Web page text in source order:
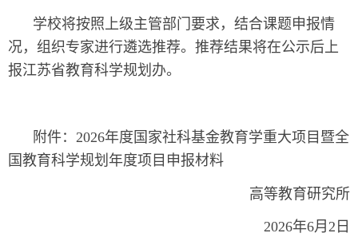
学校将按照上级主管部门要求，结合课题申报情
况，组织专家进行遴选推荐。推荐结果将在公示后上
报江苏省教育科学规划办。
附件：2026年度国家社科基金教育学重大项目暨全
国教育科学规划年度项目申报材料
高等教育研究所
2026年6月2日